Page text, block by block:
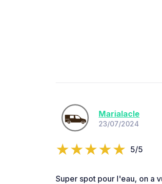
Marialacle
23/07/2024
5/5
Super spot pour l'eau, on a